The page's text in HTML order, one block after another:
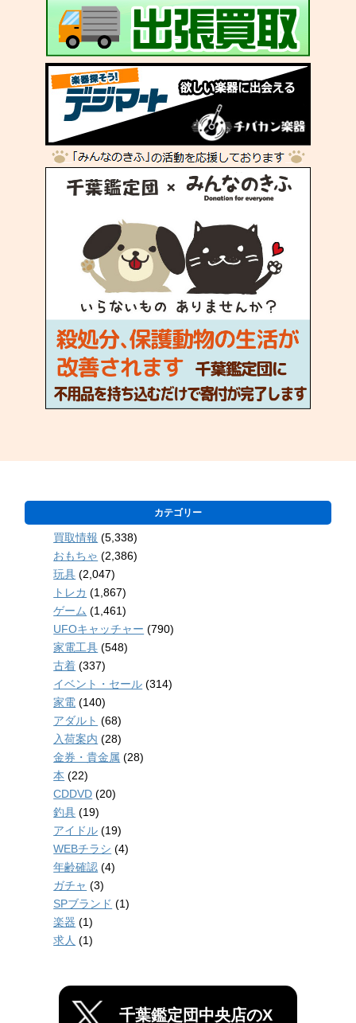
カテゴリー
買取情報 (5,338)
おもちゃ (2,386)
玩具 (2,047)
トレカ (1,867)
ゲーム (1,461)
UFOキャッチャー (790)
家電工具 (548)
古着 (337)
イベント・セール (314)
家電 (140)
アダルト (68)
入荷案内 (28)
金券・貴金属 (28)
本 (22)
CDDVD (20)
釣具 (19)
アイドル (19)
WEBチラシ (4)
年齢確認 (4)
ガチャ (3)
SPブランド (1)
楽器 (1)
求人 (1)
千葉鑑定団中央店のX